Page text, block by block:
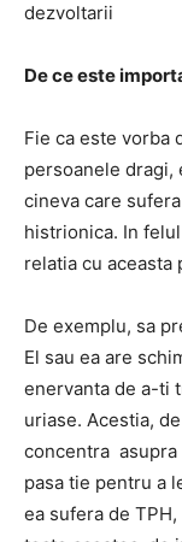
dezvoltarii
De ce este
Fie ca este vorba
persoanele
cineva care
histrionica. In
relatia cu aceasta
De exemplu, sa
El sau ea are
enervanta de a-ti
uriase. Acestia,
concentra
pasa tie pentru a
ea sufera de